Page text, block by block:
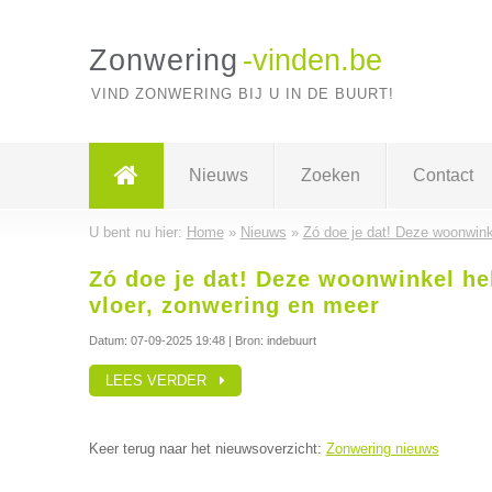
Zonwering -vinden.be
VIND ZONWERING BIJ U IN DE BUURT!
Nieuws Zoeken Contact
U bent nu hier: Home» Nieuws » Zó doe je dat! Deze
Zó doe je dat! Deze woonwinkel
vloer, zonwering en meer
Datum: 07-09-2025 19:48| Bron: indebuurt
LEES VERDER
Keer terug naar het nieuwsoverzicht: Zonwering nieuws